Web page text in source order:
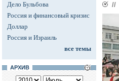
Дело Бульбова
Россия и финансовый кризис
Доллар
Россия и Израиль
все темы
АРХИВ
//